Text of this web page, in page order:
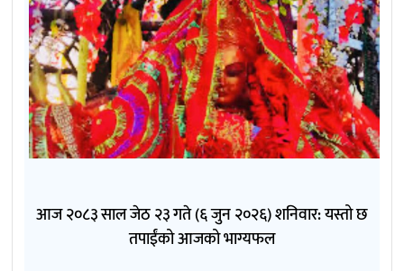
आज २०८३ साल जेठ २३ गते (६ जुन २०२६) शनिवार: यस्तो छ
तपाईंको आजको भाग्यफल